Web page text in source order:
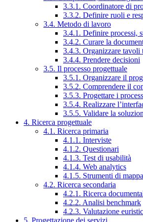
3.3.1. Coordinatore di
3.3.2. Definire ruoli e
3.4. Metodo di lavoro
3.4.1. Definire processi,
3.4.2. Curare la
3.4.3. Organizzare
3.4.4. Prendere decisioni
3.5. Il processo progettuale
3.5.1. Organizzare il
3.5.2. Comprendere il
3.5.3. Progettare i
3.5.4. Realizzare
3.5.5. Validare la
4. Ricerca progettuale
4.1. Ricerca primaria
4.1.1. Interviste
4.1.2. Questionari
4.1.3. Test di usabilità
4.1.4. Web analytics
4.1.5. Strumenti di
4.2. Ricerca secondaria
4.2.1. Ricerca
4.2.2. Analisi benchmark
4.2.3. Valutazione
5. Progettazione dei servizi